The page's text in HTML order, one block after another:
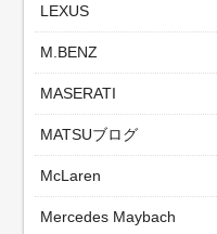
LEXUS
M.BENZ
MASERATI
MATSUブログ
McLaren
Mercedes Maybach